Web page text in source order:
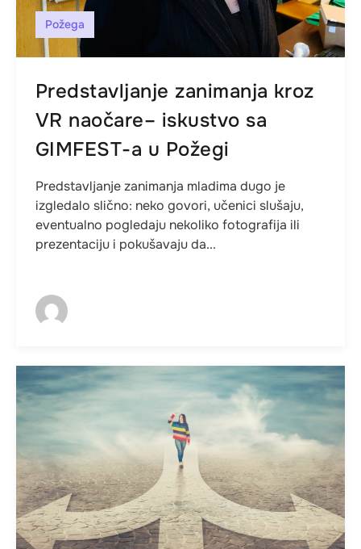
Požega
Predstavljanje zanimanja kroz
VR naočare– iskustvo sa
GIMFEST-a u Požegi
Predstavljanje zanimanja mladima dugo je
izgledalo slično: neko govori, učenici slušaju,
eventualno pogledaju nekoliko fotografija ili
prezentaciju i pokušavaju da...